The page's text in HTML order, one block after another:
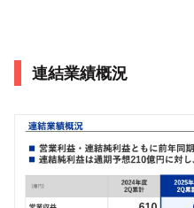
連結業績概況